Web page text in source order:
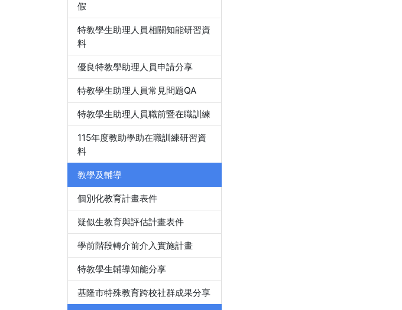
假
特教學生助理人員相關知能研習資
料
優良特教學助理人員申請分享
特教學生助理人員常見問題QA
特教學生助理人員職前暨在職訓練
115年度教助學助在職訓練研習資
料
教學及輔導
個別化教育計畫表件
疑似生教育與評估計畫表件
學前階段轉介前介入實施計畫
特教學生輔導知能分享
基隆市特殊教育跨校社群成果分享